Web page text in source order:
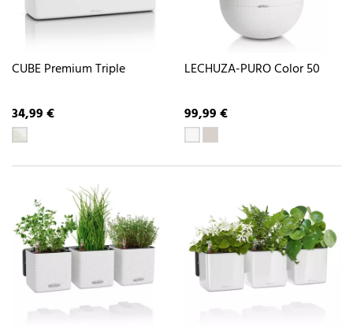
CUBE Premium Triple
34,99 €
LECHUZA-PURO Color 50
99,99 €